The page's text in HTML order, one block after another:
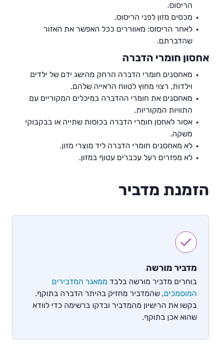
הריסוס.
מכסים מזון לפני הריסוס.
לאחר הריסוס: מאווררים ככל האפשר את האזור
שהדברתם.
אחסון חומרי הדברה
מאחסנים חומרי הדברה הרחק מהישג ידם של ילדים
וילדות, רצוי מחוץ לטווח הראייה שלהם.
מאחסנים את חומרי ההדברה במיכלים המקוריים עם
התוויות המקוריות.
אסור לאחסן חומרי הדברה בכוסות שתייה או בבקבוקי
משקה.
לא מאחסנים חומרי הדברה ליד מוצרי מזון.
לא מפזרים רעל עכברים עטוף במזון.
הזמנת מדביר
מדביר מורשה
בוחרים מדביר מורשה בלבד ממאגר המדבירים
המוסמכים, שהמדביר מחזיק בהיתר הדברה בתוקף.
בקשו את הרישיון מהמדביר ובדקו ברשימה כדי לוודא
שהוא אכן בתוקף.